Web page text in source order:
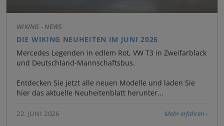
WIKING - NEWS
DIE WIKING NEUHEITEN IM JUNI 2026
Mercedes Legenden in edlem Rot, VW T3 in Zweifarblack
und Deutschland-Mannschaftsbus.
Entdecken Sie jetzt alle neuen Modelle und laden Sie
hier das aktuelle Neuheitenblatt herunter...
22. JUNI 2026 Mehr erfahren